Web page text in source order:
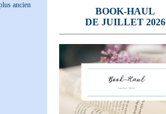
ancien
BOOK-HAUL
DE JUILLET 2026